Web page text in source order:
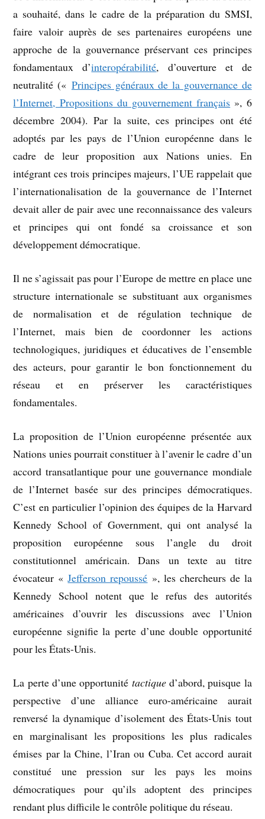
a souhaité, dans le cadre de la préparation du SMSI,
faire valoir auprès de ses partenaires européens une
approche de la gouvernance préservant ces principes
fondamentaux d’interopérabilité, d’ouverture et de
neutralité (« Principes généraux de la gouvernance de
l’Internet, Propositions du gouvernement français », 6
décembre 2004). Par la suite, ces principes ont été
adoptés par les pays de l’Union européenne dans le
cadre de leur proposition aux Nations unies. En
intégrant ces trois principes majeurs, l’UE rappelait que
l’internationalisation de la gouvernance de l’Internet
devait aller de pair avec une reconnaissance des valeurs
et principes qui ont fondé sa croissance et son
développement démocratique.
Il ne s’agissait pas pour l’Europe de mettre en place une
structure internationale se substituant aux organismes
de normalisation et de régulation technique de
l’Internet, mais bien de coordonner les actions
technologiques, juridiques et éducatives de l’ensemble
des acteurs, pour garantir le bon fonctionnement du
réseau et en préserver les caractéristiques
fondamentales.
La proposition de l’Union européenne présentée aux
Nations unies pourrait constituer à l’avenir le cadre d’un
accord transatlantique pour une gouvernance mondiale
de l’Internet basée sur des principes démocratiques.
C’est en particulier l’opinion des équipes de la Harvard
Kennedy School of Government, qui ont analysé la
proposition européenne sous l’angle du droit
constitutionnel américain. Dans un texte au titre
évocateur «Jefferson repoussé », les chercheurs de la
Kennedy School notent que le refus des autorités
américaines d’ouvrir les discussions avec l’Union
européenne signifie la perte d’une double opportunité
pour les États-Unis.
La perte d’une opportunité tactiqued’abord, puisque la
perspective d’une alliance euro-américaine aurait
renversé la dynamique d’isolement des États-Unis tout
en marginalisant les propositions les plus radicales
émises par la Chine, l’Iran ou Cuba. Cet accord aurait
constitué une pression sur les pays les moins
démocratiques pour qu’ils adoptent des principes
rendant plus difficile le contrôle politique du réseau.